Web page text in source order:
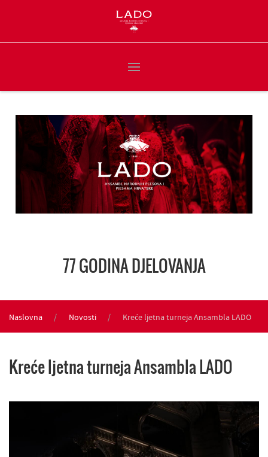
77 GODINA DJELOVANJA
Naslovna Novosti Kreće ljetna turneja Ansambla LADO
Kreće ljetna turneja Ansambla LADO